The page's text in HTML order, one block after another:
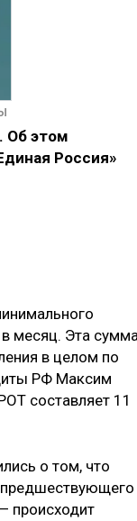
Об этом
Россия»
месяц. Эта
в целом по
РФ Максим
составляет 11
о том, что
предшествующего
происходит